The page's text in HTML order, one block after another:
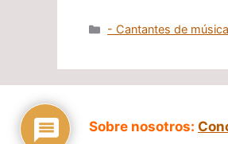
Categorías
- Cantantes de
Sobre nosotros: